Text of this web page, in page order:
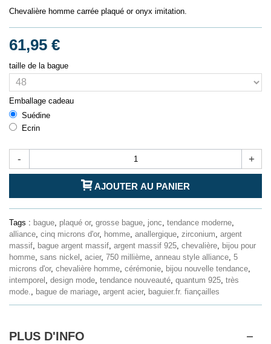
Chevalière homme carrée plaqué or onyx imitation.
61,95 €
taille de la bague
Emballage cadeau
Suédine
Ecrin
- +
AJOUTER AU PANIER
Tags : bague, plaqué or, grosse bague, jonc, tendance moderne,
alliance, cinq microns d'or, homme, anallergique, zirconium, argent
massif, bague argent massif, argent massif 925, chevalière, bijou pour
homme, sans nickel , acier, 750 millième, anneau style alliance, 5
microns d'or, chevalière homme, cérémonie, bijou nouvelle tendance,
intemporel , design mode, tendance nouveauté, quantum 925, très
mode., bague de mariage, argent acier, baguier.fr. fiançailles
PLUS D'INFO